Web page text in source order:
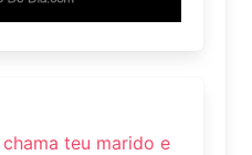
teu marido e